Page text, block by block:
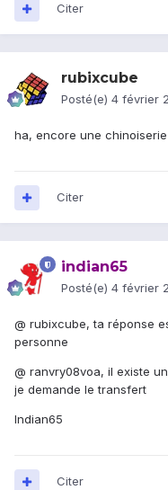
Citer
rubixcube
Posté(e) 4 février
ha, encore une
Citer
indian65
Posté(e) 4 février
@ rubixcube, ta réponse
personne
@ ranvry08voa, il existe
je demande le transfert
Indian65
Citer